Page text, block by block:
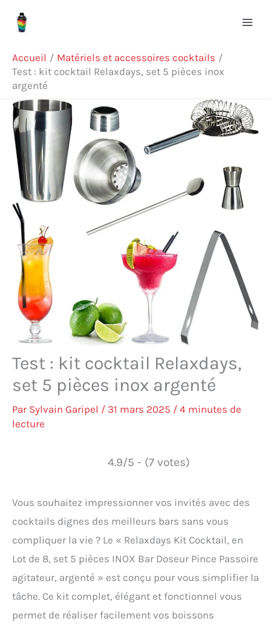
Accueil
Matériels et accessoires cocktails
Test : kit cocktail Relaxdays, set 5 pièces inox
argenté
Test : kit cocktail Relaxdays,
set 5 pièces inox argenté
Par Sylvain Garipel / 31 mars 2025 / 4 minutes de
lecture
4.9/5 - (7 votes)
Vous souhaitez impressionner vos invités avec des
cocktails dignes des meilleurs bars sans vous
compliquer la vie ? Le « Relaxdays Kit Cocktail, en
Lot de 8, set 5 pièces INOX Bar Doseur Pince Passoire
agitateur, argenté » est conçu pour vous simplifier la
tâche. Ce kit complet, élégant et fonctionnel vous
permet de réaliser facilement vos boissons
Rechercher